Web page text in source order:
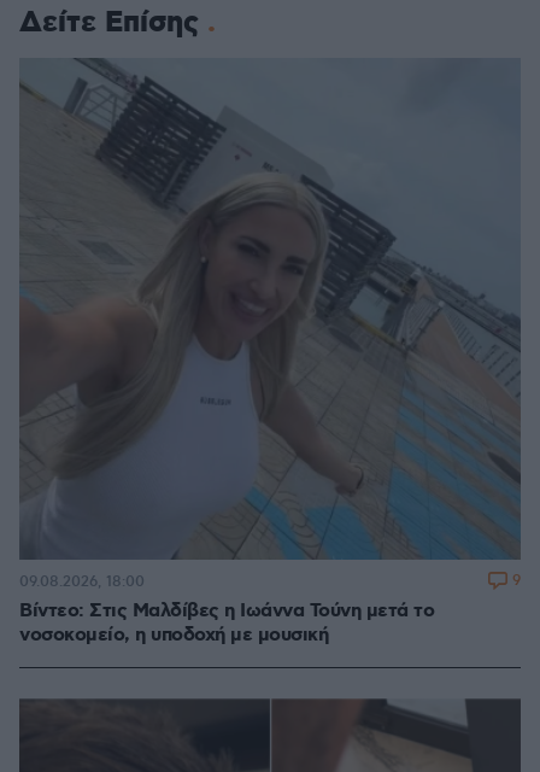
Δείτε Επίσης
Βίντεο: Στις Μαλδίβες η Ιωάννα Τούνη μετά το
νοσοκομείο, η υποδοχή με μουσική
09.08.2026, 18:00 9